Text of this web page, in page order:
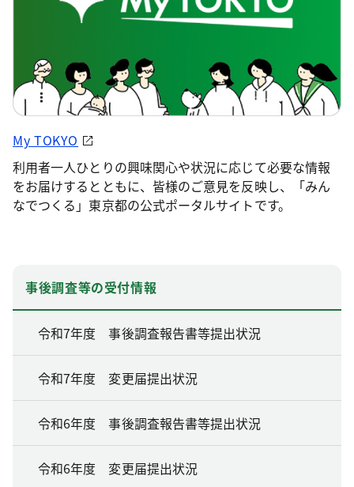
My TOKYO
利用者一人ひとりの興味関心や状況に応じて必要な情報
をお届けするとともに、皆様のご意見を反映し、「みん
なでつくる」東京都の公式ポータルサイトです。
事後調査等の受付情報
令和7年度 事後調査報告書等提出状況
令和7年度 変更届提出状況
令和6年度 事後調査報告書等提出状況
令和6年度 変更届提出状況